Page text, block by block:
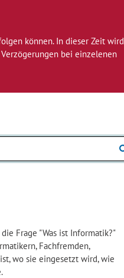
können. In dieser Zeit wird
bei einzelenen
Frage "Was ist Informatik?"
Fachfremden,
wo sie eingesetzt wird, wie